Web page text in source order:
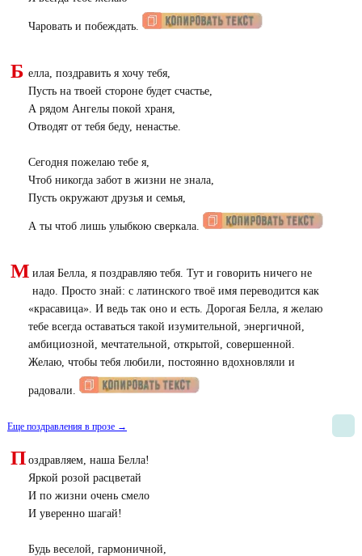
Чаровать и побеждать.
Б елла, поздравить я хочу тебя,
Пусть на твоей стороне будет счастье,
А рядом Ангелы покой храня,
Отводят от тебя беду, ненастье.
Сегодня пожелаю тебе я,
Чтоб никогда забот в жизни не знала,
Пусть окружают друзья и семья,
А ты чтоб лишь улыбкою сверкала.
М илая Белла, я поздравляю тебя. Тут и говорить ничего не
надо. Просто знай: с латинского твоё имя переводится как
«красавица». И ведь так оно и есть. Дорогая Белла, я желаю
тебе всегда оставаться такой изумительной, энергичной,
амбициозной, мечтательной, открытой, совершенной.
Желаю, чтобы тебя любили, постоянно вдохновляли и
радовали.
Еще поздравления в прозе →
П оздравляем, наша Белла!
Яркой розой расцветай
И по жизни очень смело
И уверенно шагай!
Будь веселой, гармоничной,